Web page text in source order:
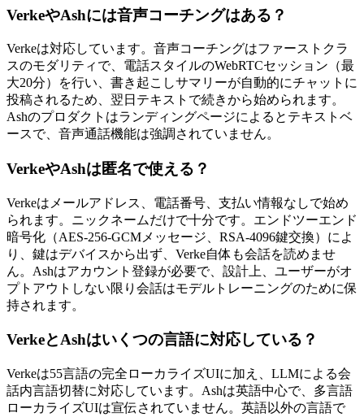
VerkeやAshには音声コーチングはある？
Verkeは対応しています。音声コーチングはファーストクラ
スのモダリティで、電話スタイルのWebRTCセッション（最
大20分）を行い、書き起こしサマリーが自動的にチャットに
投稿されるため、翌日テキストで続きから始められます。
Ashのプロダクトはランディングページによるとテキストベ
ースで、音声通話機能は強調されていません。
VerkeやAshは匿名で使える？
Verkeはメールアドレス、電話番号、支払い情報なしで始め
られます。ニックネームだけで十分です。エンドツーエンド
暗号化（AES-256-GCMメッセージ、RSA-4096鍵交換）によ
り、鍵はデバイスから出ず、Verke自体も会話を読めませ
ん。Ashはアカウント登録が必要で、設計上、ユーザーがオ
プトアウトしない限り会話はモデルトレーニングのために保
持されます。
VerkeとAshはいくつの言語に対応している？
Verkeは55言語の完全ローカライズUIに加え、LLMによる会
話内言語切替に対応しています。Ashは英語中心で、多言語
ローカライズUIは宣伝されていません。英語以外の言語で